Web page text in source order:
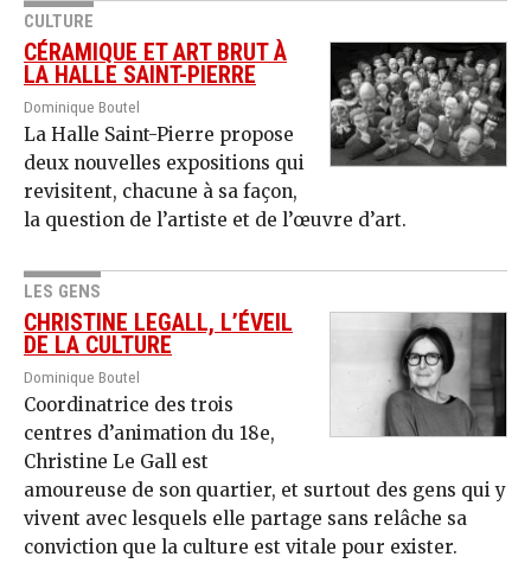
CULTURE
CÉRAMIQUE ET ART BRUT À
LA HALLE SAINT-PIERRE
Dominique Boutel
La Halle Saint-Pierre propose
deux nouvelles expositions qui
revisitent, chacune à sa façon,
la question de l’artiste et de l’œuvre d’art.
LES GENS
CHRISTINE LEGALL, L’ÉVEIL
DE LA CULTURE
Dominique Boutel
Coordinatrice des trois
centres d’animation du 18e,
Christine Le Gall est
amoureuse de son quartier, et surtout des gens qui y
vivent avec lesquels elle partage sans relâche sa
conviction que la culture est vitale pour exister.